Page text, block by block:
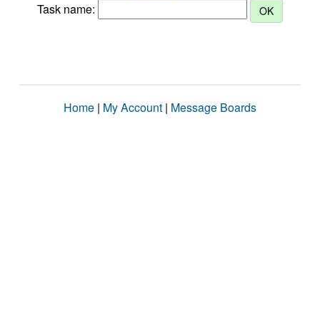
Task name:
Home | My Account | Message Boards